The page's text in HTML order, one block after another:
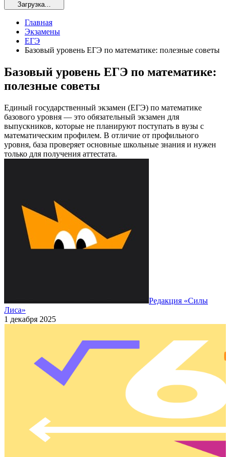
Загрузка...
Главная
Экзамены
ЕГЭ
Базовый уровень ЕГЭ по математике: полезные советы
Базовый уровень ЕГЭ по математике:
полезные советы
Единый государственный экзамен (ЕГЭ) по математике
базового уровня — это обязательный экзамен для
выпускников, которые не планируют поступать в вузы с
математическим профилем. В отличие от профильного
уровня, база проверяет основные школьные знания и нужен
только для получения аттестата.
Редакция «Силы
Лиса»
1 декабря 2025